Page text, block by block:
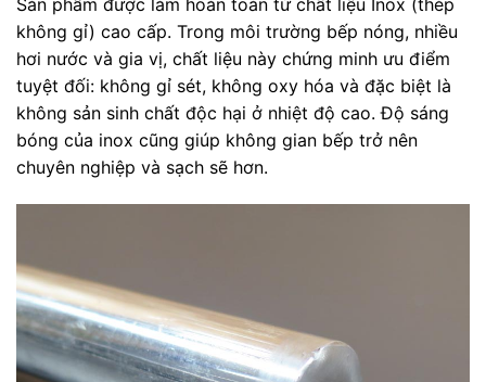
Sản phẩm được làm hoàn toàn từ chất liệu Inox (thép
không gỉ) cao cấp. Trong môi trường bếp nóng, nhiều
hơi nước và gia vị, chất liệu này chứng minh ưu điểm
tuyệt đối: không gỉ sét, không oxy hóa và đặc biệt là
không sản sinh chất độc hại ở nhiệt độ cao. Độ sáng
bóng của inox cũng giúp không gian bếp trở nên
chuyên nghiệp và sạch sẽ hơn.